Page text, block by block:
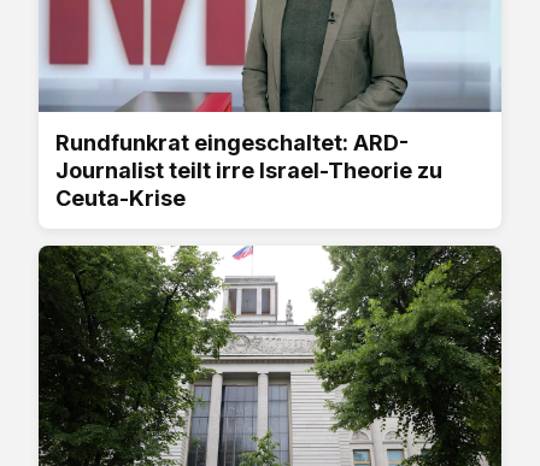
Rundfunkrat eingeschaltet: ARD-
Journalist teilt irre Israel-Theorie zu
Ceuta-Krise